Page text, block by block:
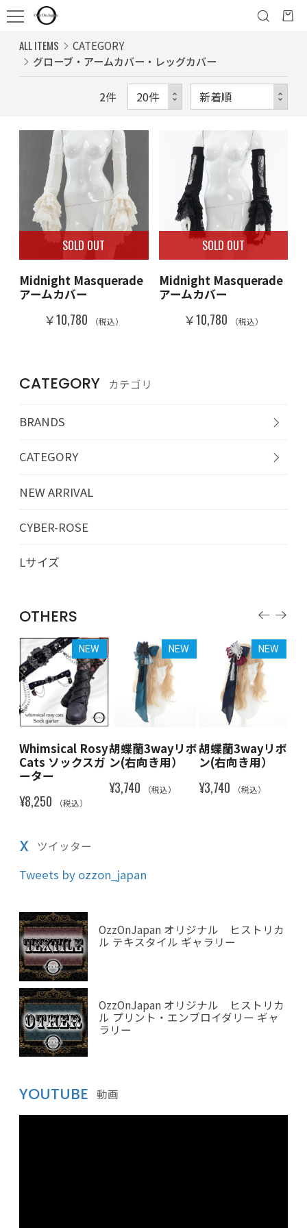
CATEGORY カテゴリ
BRANDS
CATEGORY
NEW ARRIVAL
CYBER-ROSE
Lサイズ
OTHERS
NEW
Whimsical Rosy
Cats ソックスガ
ーター
¥8,250 （税込）
NEW
胡蝶蘭3wayリボ
ン(右向き用）
¥3,740 （税込）
NEW
胡蝶蘭3wayリボ
ン(右向き用）
¥3,740 （税込）
X ツイッター
Tweets by ozzon_japan
OzzOnJapan オリジナル ヒストリカ
ル テキスタイル ギャラリー
OzzOnJapan オリジナル ヒストリカ
ル プリント・エンブロイダリー ギャ
ラリー
YOUTUBE 動画
ALL ITEMS
CATEGORY
グローブ・アームカバー・レッグカバー
2件
SOLD OUT
Midnight Masquerade
アームカバー
￥10,780 （税込）
SOLD OUT
Midnight Masquerade
アームカバー
￥10,780 （税込）